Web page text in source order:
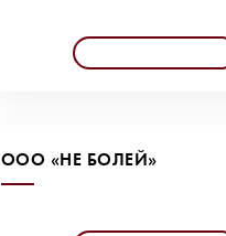
ООО «НЕ БОЛЕЙ»